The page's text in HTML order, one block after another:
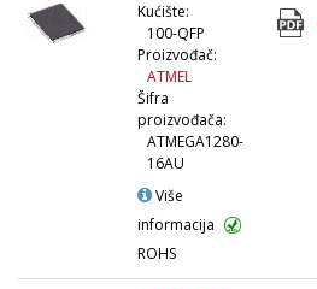
Kućište:
100-QFP
Proizvođač:
ATMEL
Šifra
proizvođača:
ATMEGA1280-
16AU
Više
informacija
ROHS